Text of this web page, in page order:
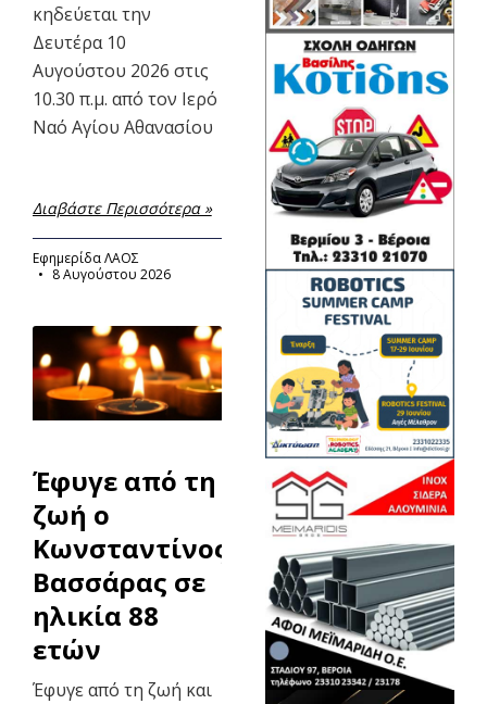
κηδεύεται την
Δευτέρα 10
Αυγούστου 2026 στις
10.30 π.μ. από τον Ιερό
Ναό Αγίου Αθανασίου
Διαβάστε Περισσότερα »
Εφημερίδα ΛΑΟΣ
8 Αυγούστου 2026
Έφυγε από τη
ζωή ο
Κωνσταντίνος
Βασσάρας σε
ηλικία 88
ετών
Έφυγε από τη ζωή και